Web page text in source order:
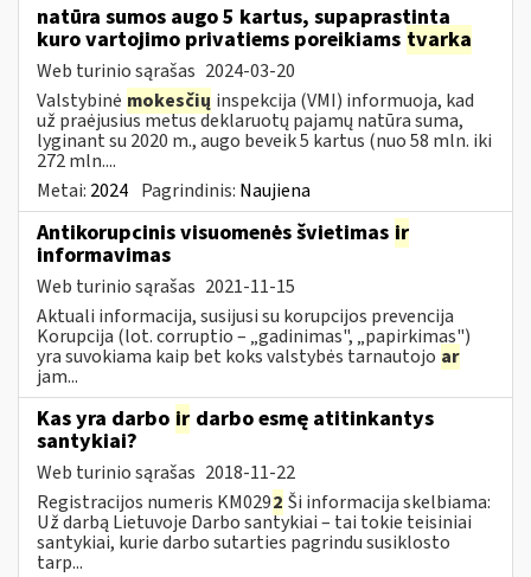
natūra sumos augo 5 kartus, supaprastinta
kuro vartojimo privatiems poreikiams tvarka
Web turinio sąrašas 2024-03-20
Valstybinė mokesčių inspekcija (VMI) informuoja, kad
už praėjusius metus deklaruotų pajamų natūra suma,
lyginant su 2020 m., augo beveik 5 kartus (nuo 58 mln. iki
272 mln....
Metai: 2024 Pagrindinis: Naujiena
Antikorupcinis visuomenės švietimas ir
informavimas
Web turinio sąrašas 2021-11-15
Aktuali informacija, susijusi su korupcijos prevencija
Korupcija (lot. corruptio – „gadinimas", „papirkimas")
yra suvokiama kaip bet koks valstybės tarnautojo ar
jam...
Kas yra darbo ir darbo esmę atitinkantys
santykiai?
Web turinio sąrašas 2018-11-22
Registracijos numeris KM0292 Ši informacija skelbiama:
Už darbą Lietuvoje Darbo santykiai – tai tokie teisiniai
santykiai, kurie darbo sutarties pagrindu susiklosto
tarp...